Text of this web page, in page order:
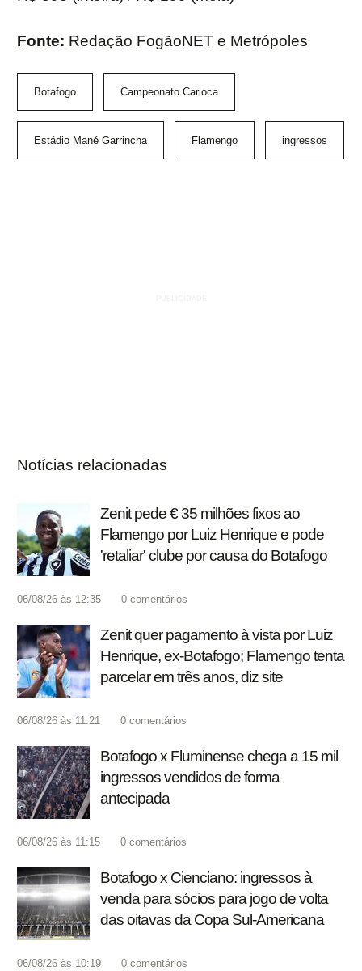
Fonte: Redação FogãoNET e Metrópoles
Botafogo Campeonato Carioca
Estádio Mané Garrincha Flamengo ingressos
Notícias relacionadas
Zenit pede € 35 milhões fixos ao
Flamengo por Luiz Henrique e pode
'retaliar' clube por causa do Botafogo
06/08/26 às 12:35 0 comentários
Zenit quer pagamento à vista por Luiz
Henrique, ex-Botafogo; Flamengo tenta
parcelar em três anos, diz site
06/08/26 às 11:21 0 comentários
Botafogo x Fluminense chega a 15 mil
ingressos vendidos de forma
antecipada
06/08/26 às 11:15 0 comentários
Botafogo x Cienciano: ingressos à
venda para sócios para jogo de volta
das oitavas da Copa Sul-Americana
06/08/26 às 10:19 0 comentários